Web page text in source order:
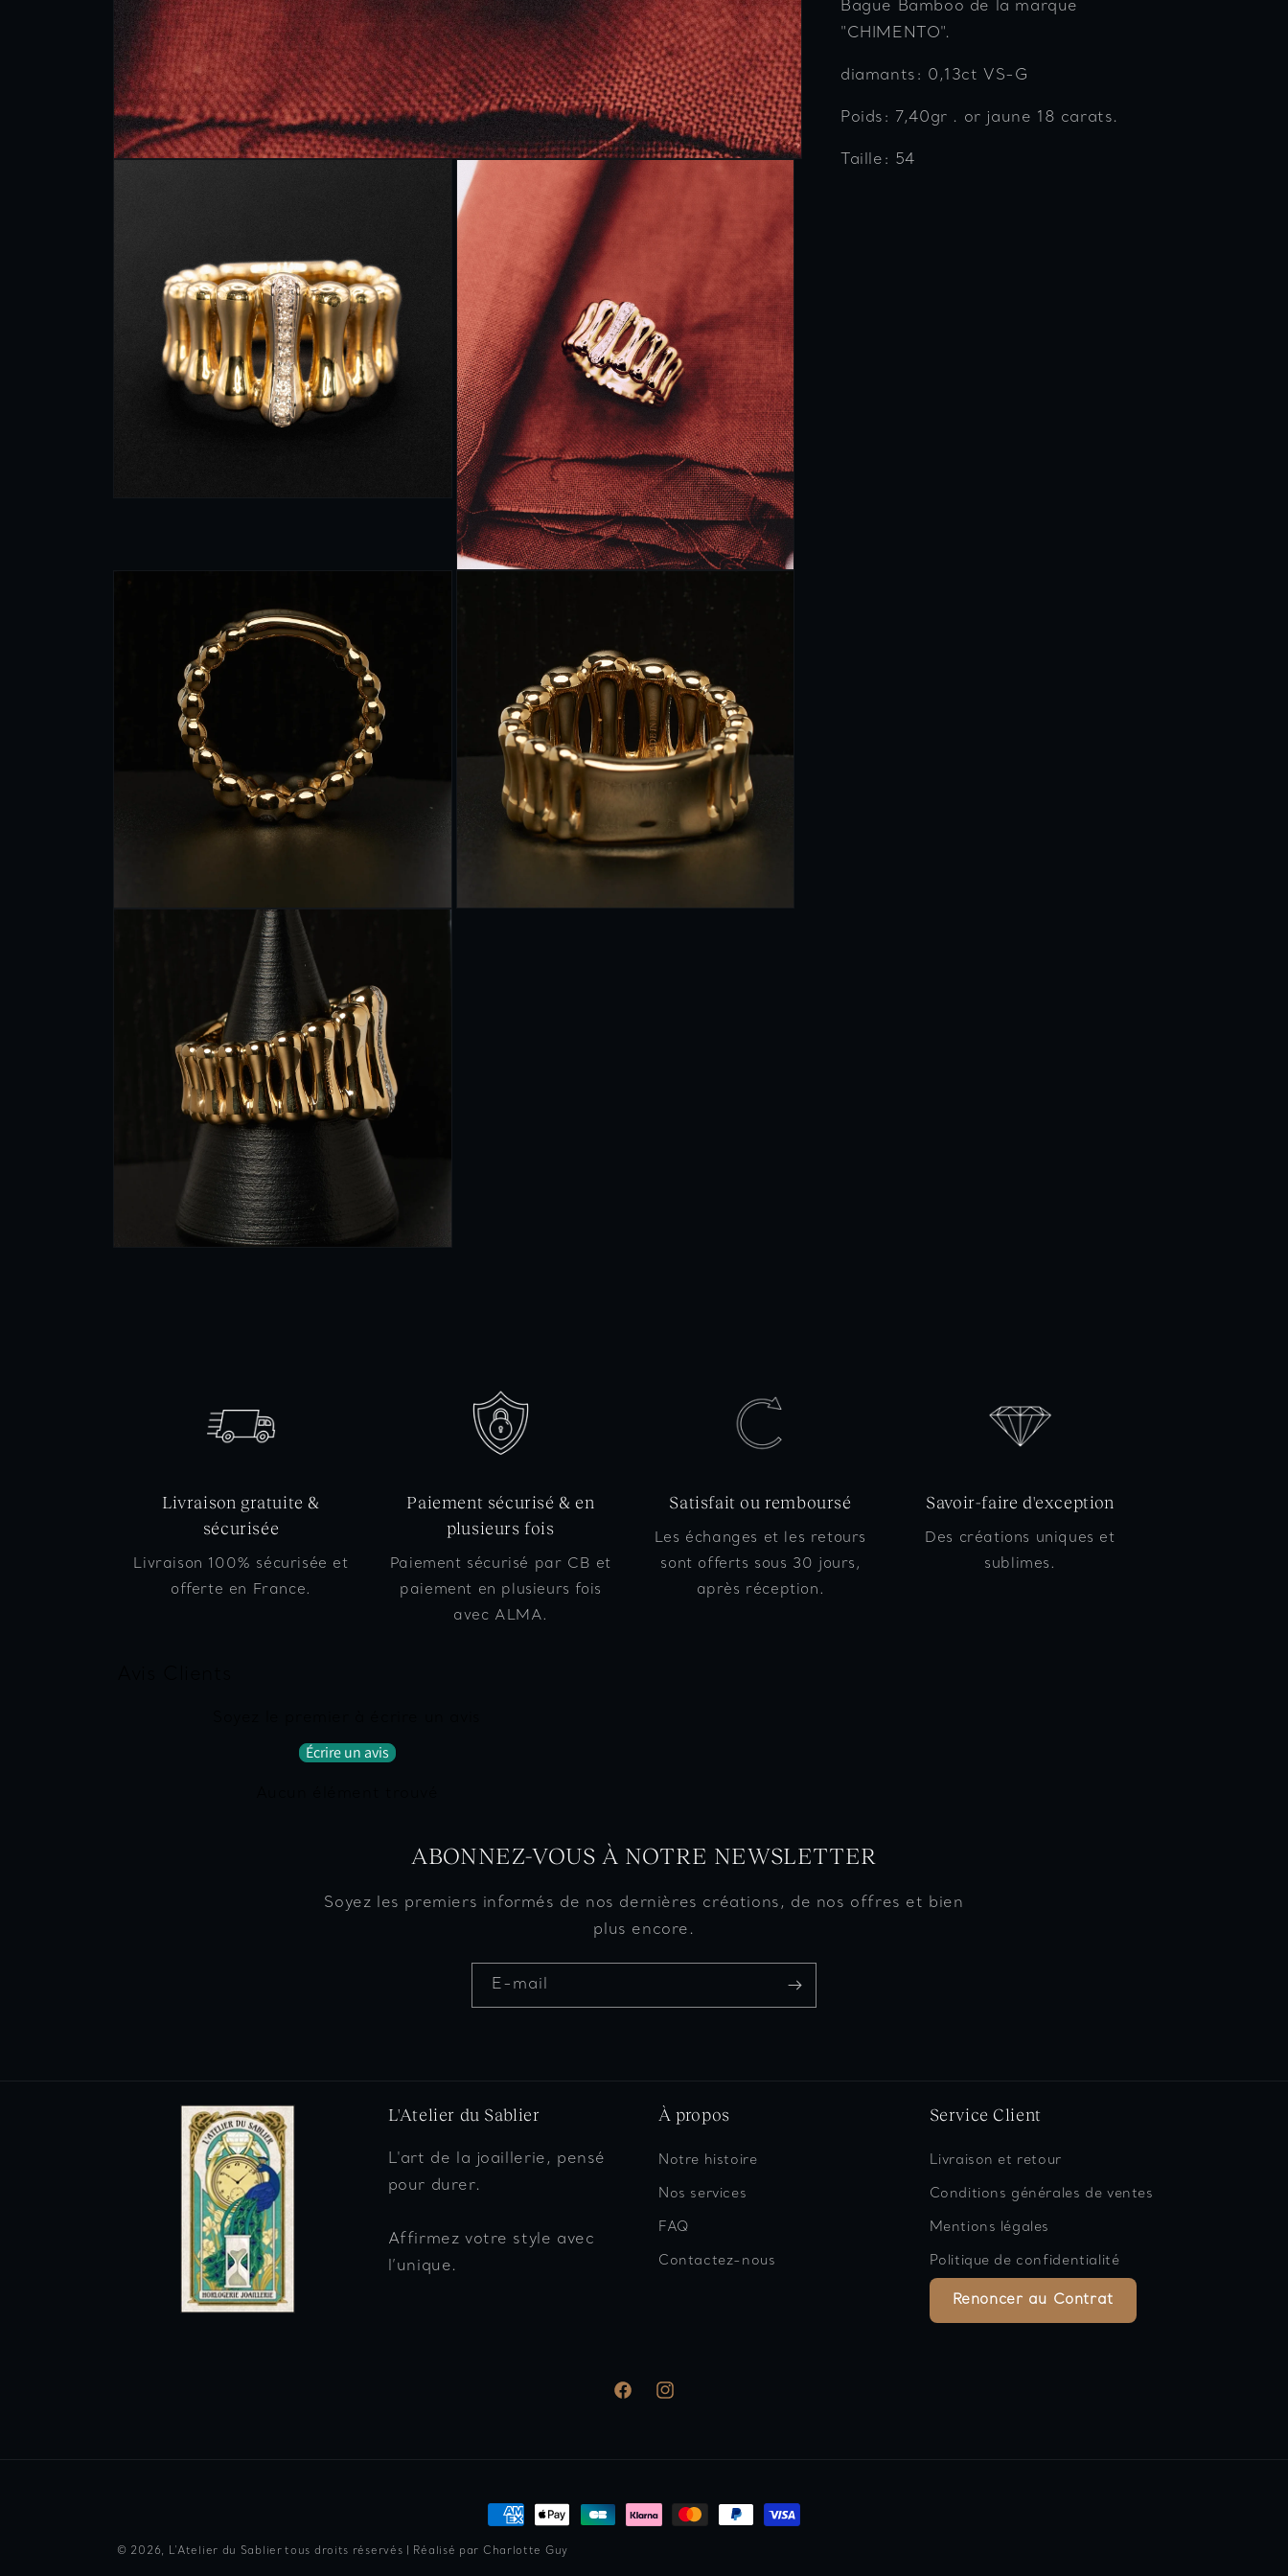
Bague Bamboo de la marque
"CHIMENTO".
diamants: 0,13ct VS-G
Poids: 7,40gr . or jaune 18 carats.
Taille: 54
Livraison gratuite &
sécurisée
Livraison 100% sécurisée et
offerte en France.
Paiement sécurisé & en
plusieurs fois
Paiement sécurisé par CB et
paiement en plusieurs fois
avec ALMA.
Satisfait ou remboursé
Les échanges et les retours
sont offerts sous 30 jours,
après réception.
Savoir-faire d'exception
Des créations uniques et
sublimes.
Écrire un avis
ABONNEZ-VOUS À NOTRE NEWSLETTER
Soyez les premiers informés de nos dernières créations, de nos offres et bien
plus encore.
E-mail
L'Atelier du Sablier
L'art de la joaillerie, pensé
pour durer.
Affirmez votre style avec
l’unique.
À propos
Notre histoire
Nos services
FAQ
Contactez-nous
Service Client
Livraison et retour
Conditions générales de ventes
Mentions légales
Politique de confidentialité
Renoncer au Contrat
FacebookInstagram
Moyens
de
© 2026, L'Atelier du Sablier tous droits réservés | Réalisé par Charlotte Guy